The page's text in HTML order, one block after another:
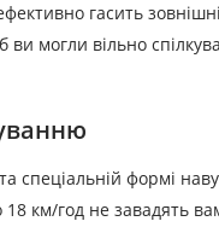
гасить
могли вільно
спеціальній формі
км/год не завадять